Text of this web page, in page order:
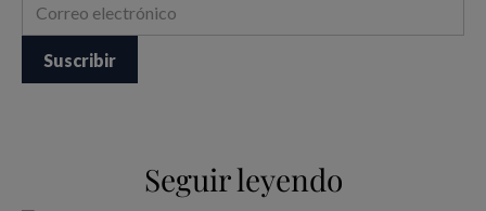
Seguir leyendo